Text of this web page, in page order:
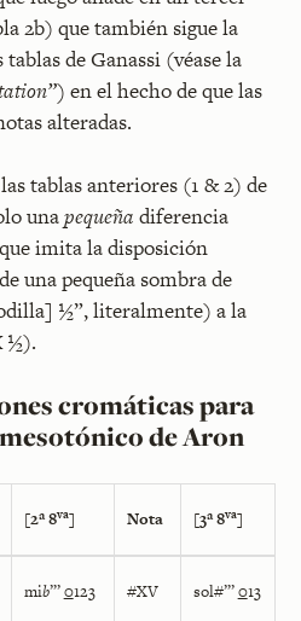
2b) que también sigue la
de Ganassi (véase la
en el hecho de que las
alteradas.
tablas anteriores (1 & 2) de
unapequeña diferencia
imita la disposición
una pequeña sombra de
½”, literalmente) a la
½).
cromáticas para
de Aron
[2ª 8va] Nota [3ª 8va]
mib”’0123
#XV sol#”’013